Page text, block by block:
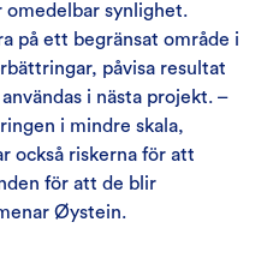
omedelbar synlighet.
på ett begränsat område i
påvisa resultat
i nästa projekt. –
i mindre skala,
också riskerna för att
för att de blir
Øystein.